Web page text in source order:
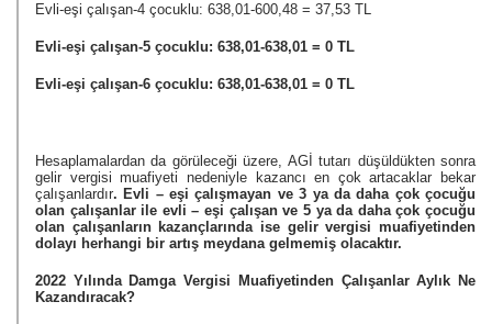
Evli-eşi çalışan-4 çocuklu: 638,01-600,48 = 37,53 TL
Evli-eşi çalışan-5 çocuklu: 638,01-638,01 = 0 TL
Evli-eşi çalışan-6 çocuklu: 638,01-638,01 = 0 TL
Hesaplamalardan da görüleceği üzere, AGİ tutarı düşüldükten sonra
gelir vergisi muafiyeti nedeniyle kazancı en çok artacaklar bekar
çalışanlardır. Evli – eşi çalışmayan ve 3 ya da daha çok çocuğu
olan çalışanlar ile evli – eşi çalışan ve 5 ya da daha çok çocuğu
olan çalışanların kazançlarında ise gelir vergisi muafiyetinden
dolayı herhangi bir artış meydana gelmemiş olacaktır.
2022 Yılında Damga Vergisi Muafiyetinden Çalışanlar Aylık Ne
Kazandıracak?